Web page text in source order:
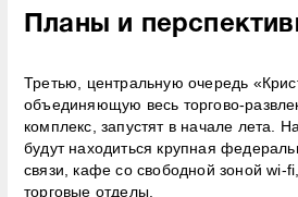
Планы и
Третью, центральную очередь
объединяющую весь торгово-
комплекс, запустят в начале лета.
будут находиться крупная
связи, кафе со свободной зоной wi-
торговые отделы.